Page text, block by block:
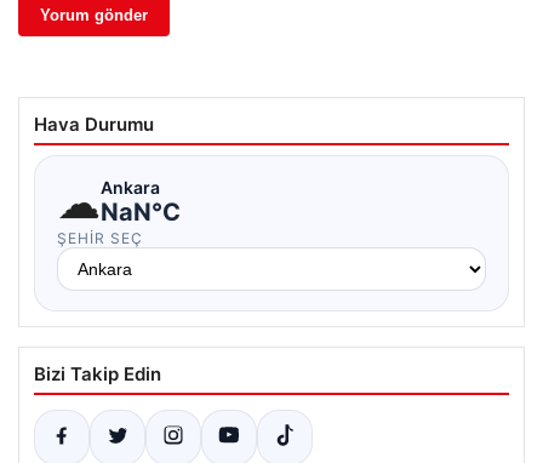
Hava Durumu
☁Ankara
NaN°C
ŞEHIR SEÇ
Bizi Takip Edin